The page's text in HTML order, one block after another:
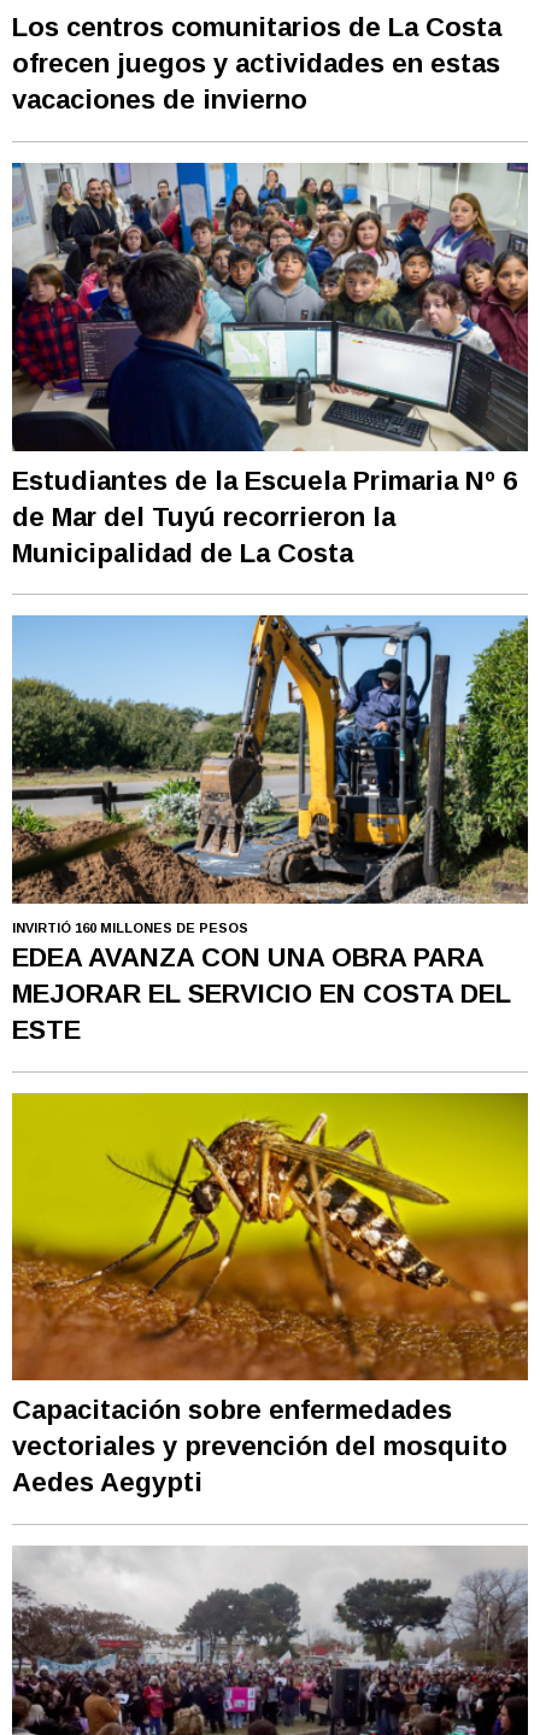
Los centros comunitarios de La Costa
ofrecen juegos y actividades en estas
vacaciones de invierno
Estudiantes de la Escuela Primaria Nº 6
de Mar del Tuyú recorrieron la
Municipalidad de La Costa
INVIRTIÓ 160 MILLONES DE PESOS
EDEA AVANZA CON UNA OBRA PARA
MEJORAR EL SERVICIO EN COSTA DEL
ESTE
Capacitación sobre enfermedades
vectoriales y prevención del mosquito
Aedes Aegypti